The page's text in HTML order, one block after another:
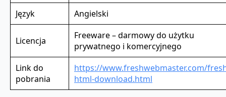
Język Angielski
Licencja
Freeware – darmowy do użytku
prywatnego i komercyjnego
Link do
pobrania
https://www.freshwebmaster.com/
html-download.html